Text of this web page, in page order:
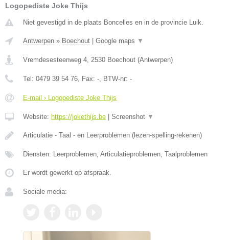
Logopediste Joke Thijs
Niet gevestigd in de plaats Boncelles en in de provincie Luik.
Antwerpen » Boechout Google maps ▼
Vremdesesteenweg 4, 2530 Boechout (Antwerpen)
Tel: 0479 39 54 76, Fax: -, BTW-nr: -
E-mail › Logopediste Joke Thijs
Website: https://jokethijs.be Screenshot ▼
Articulatie - Taal - en Leerproblemen (lezen-spelling-rekenen)
Diensten: Leerproblemen, Articulatieproblemen, Taalproblemen
Er wordt gewerkt op afspraak.
Sociale media: